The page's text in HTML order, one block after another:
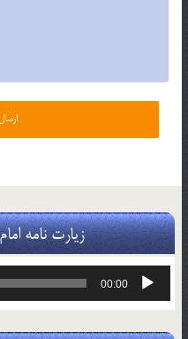
زیارت نامه
پخش‌کننده
00:00